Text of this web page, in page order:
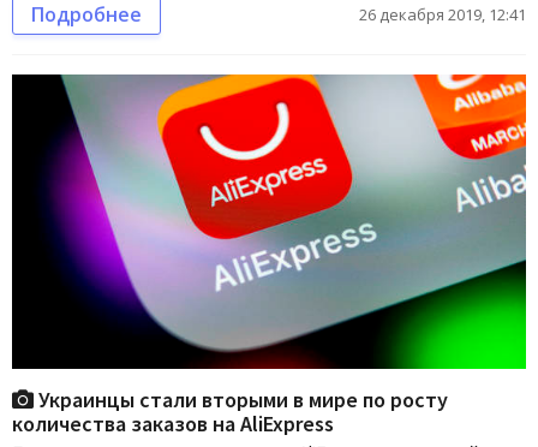
Подробнее 26 декабря 2019, 12:41
Украинцы стали вторыми в мире по росту
количества заказов на AliExpress